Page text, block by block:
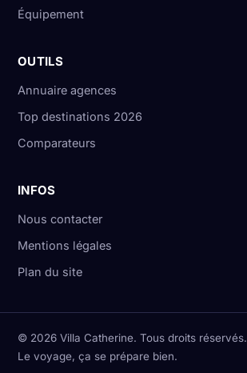
Équipement
OUTILS
Annuaire agences
Top destinations 2026
Comparateurs
INFOS
Nous contacter
Mentions légales
Plan du site
© 2026 Villa Catherine. Tous droits réservés.
Le voyage, ça se prépare bien.